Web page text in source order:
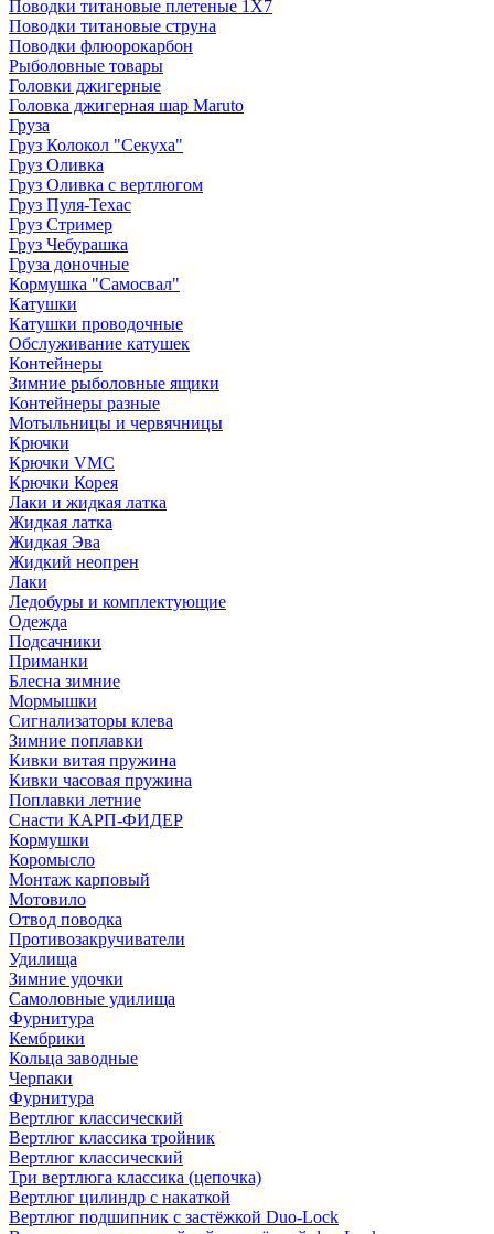
Поводки титановые плетеные 1X7
Поводки титановые струна
Поводки флюорокарбон
Рыболовные товары
Головки джигерные
Головка джигерная шар Maruto
Груза
Груз Колокол "Секуха"
Груз Оливка
Груз Оливка с вертлюгом
Груз Пуля-Техас
Груз Стример
Груз Чебурашка
Груза доночные
Кормушка "Самосвал"
Катушки
Катушки проводочные
Обслуживание катушек
Контейнеры
Зимние рыболовные ящики
Контейнеры разные
Мотыльницы и червячницы
Крючки
Крючки VMC
Крючки Корея
Лаки и жидкая латка
Жидкая латка
Жидкая Эва
Жидкий неопрен
Лаки
Ледобуры и комплектующие
Одежда
Подсачники
Приманки
Блесна зимние
Мормышки
Сигнализаторы клева
Зимние поплавки
Кивки витая пружина
Кивки часовая пружина
Поплавки летние
Снасти КАРП-ФИДЕР
Кормушки
Коромысло
Монтаж карповый
Мотовило
Отвод поводка
Противозакручиватели
Удилища
Зимние удочки
Самоловные удилища
Фурнитура
Кембрики
Кольца заводные
Черпаки
Фурнитура
Вертлюг классический
Вертлюг классика тройник
Вертлюг классический
Три вертлюга классика (цепочка)
Вертлюг цилиндр с накаткой
Вертлюг подшипник с застёжкой Duo-Lock